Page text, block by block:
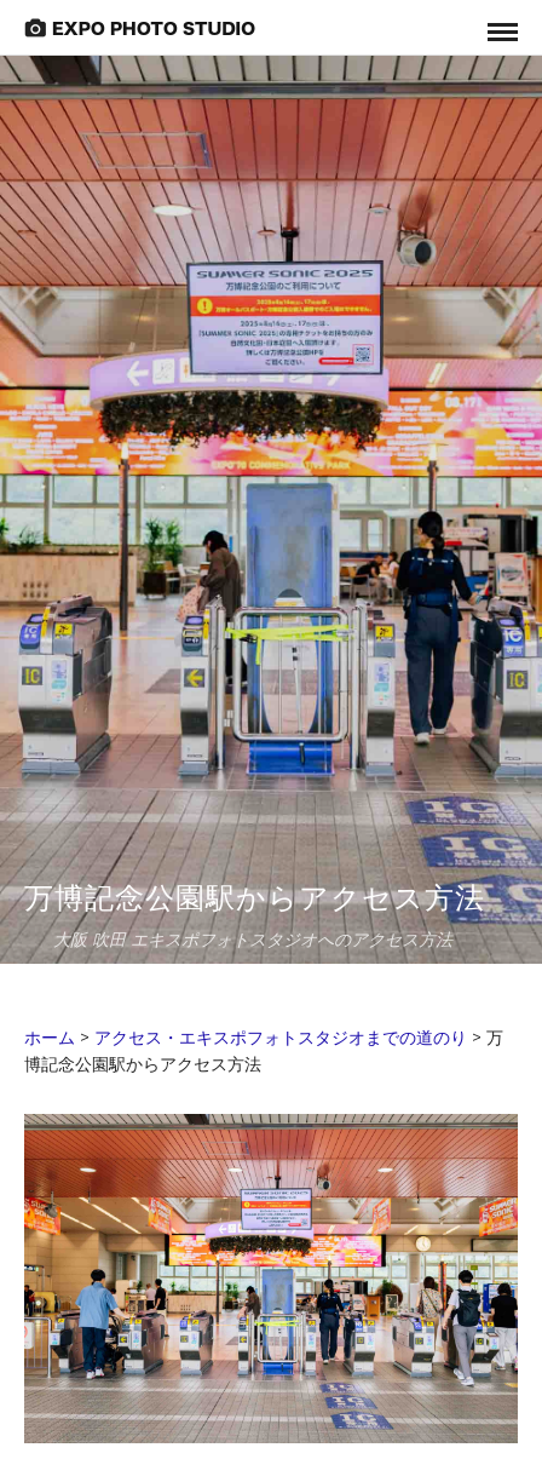
万博記念公園駅からアクセス方法
大阪 吹田 エキスポフォトスタジオへのアクセス方法
ホーム > アクセス・エキスポフォトスタジオまでの道のり > 万
博記念公園駅からアクセス方法